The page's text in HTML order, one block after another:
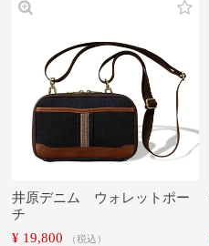
井原デニム ウォレットポー
チ
¥ 19,800 税込